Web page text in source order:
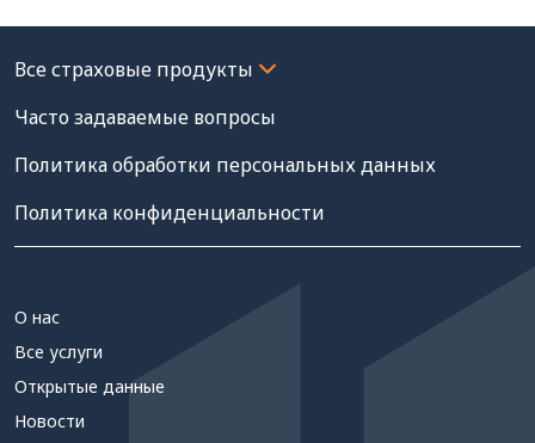
Часто задаваемые вопросы
Политика обработки персональных данных
Политика конфиденциальности
О нас
Все услуги
Открытые данные
Новости